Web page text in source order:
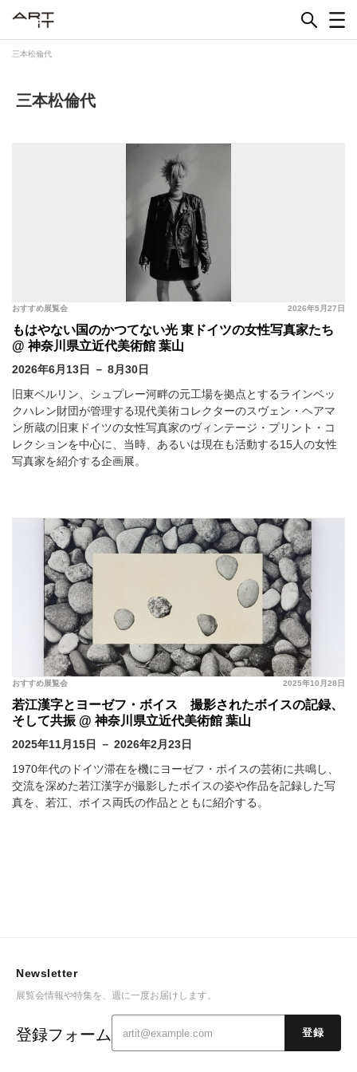
三本松倫代
三本松倫代
2026年5月27日
おすすめ展覧会
もはやない国のかつてない光 東ドイツの女性写真家たち
@ 神奈川県立近代美術館 葉山
2026年6月13日 － 8月30日
旧東ベルリン、シュプレー河畔の元工場を拠点とするラインベッ
クハレン財団が管理する現代美術コレクターのスヴェン・ヘアマ
ン所蔵の旧東ドイツの女性写真家のヴィンテージ・プリント・コ
レクションを中心に、当時、あるいは現在も活動する15人の女性
写真家を紹介する企画展。
2025年10月28日
おすすめ展覧会
若江漢字とヨーゼフ・ボイス 撮影されたボイスの記録、
そして共振 @ 神奈川県立近代美術館 葉山
2025年11月15日 － 2026年2月23日
1970年代のドイツ滞在を機にヨーゼフ・ボイスの芸術に共鳴し、
交流を深めた若江漢字が撮影したボイスの姿や作品を記録した写
真を、若江、ボイス両氏の作品とともに紹介する。
Newsletter
展覧会情報や特集を、週に一度お届けします。
登録フォーム 登録